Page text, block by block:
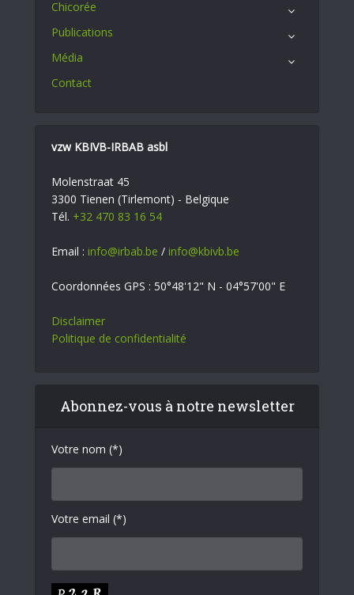
Chicorée
Publications
Média
Contact
vzw KBIVB-IRBAB asbl
Molenstraat 45
3300 Tienen (Tirlemont) - Belgique
Tél. +32 470 83 16 54
Email : info@irbab.be / info@kbivb.be
Coordonnées GPS : 50°48'12" N - 04°57'00" E
Disclaimer
Politique de confidentialité
Abonnez-vous à notre newsletter
Votre nom (*)
Votre email (*)